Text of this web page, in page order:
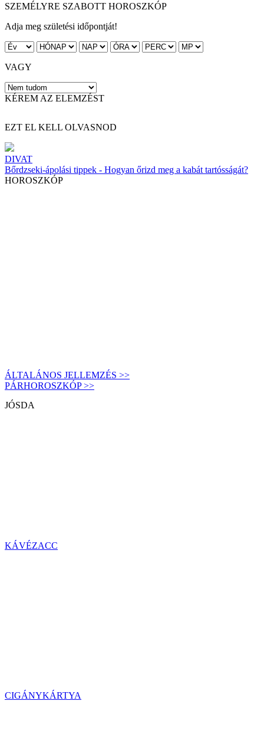
SZEMÉLYRE SZABOTT HOROSZKÓP
Adja meg születési időpontját!
VAGY
KÉREM AZ ELEMZÉST
EZT EL KELL OLVASNOD
DIVAT
Bőrdzseki-ápolási tippek - Hogyan őrizd meg a kabát tartósságát?
HOROSZKÓP
ÁLTALÁNOS JELLEMZÉS >>
PÁRHOROSZKÓP >>
JÓSDA
KÁVÉZACC
CIGÁNYKÁRTYA